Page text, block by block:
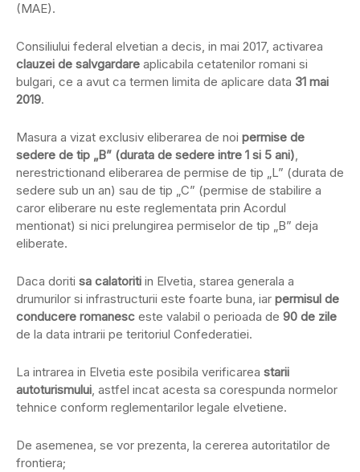
(MAE).
Consiliului federal elvetian a decis, in mai 2017, activarea
clauzei de salvgardare aplicabila cetatenilor romani si
bulgari, ce a avut ca termen limita de aplicare data 31 mai
2019.
Masura a vizat exclusiv eliberarea de noi permise de
sedere de tip „B” (durata de sedere intre 1 si 5 ani),
nerestrictionand eliberarea de permise de tip „L” (durata de
sedere sub un an) sau de tip „C” (permise de stabilire a
caror eliberare nu este reglementata prin Acordul
mentionat) si nici prelungirea permiselor de tip „B” deja
eliberate.
Daca doriti sa calatoriti in Elvetia, starea generala a
drumurilor si infrastructurii este foarte buna, iar permisul de
conducere romanesc este valabil o perioada de 90 de zile
de la data intrarii pe teritoriul Confederatiei.
La intrarea in Elvetia este posibila verificarea starii
autoturismului, astfel incat acesta sa corespunda normelor
tehnice conform reglementarilor legale elvetiene.
De asemenea, se vor prezenta, la cererea autoritatilor de
frontiera;